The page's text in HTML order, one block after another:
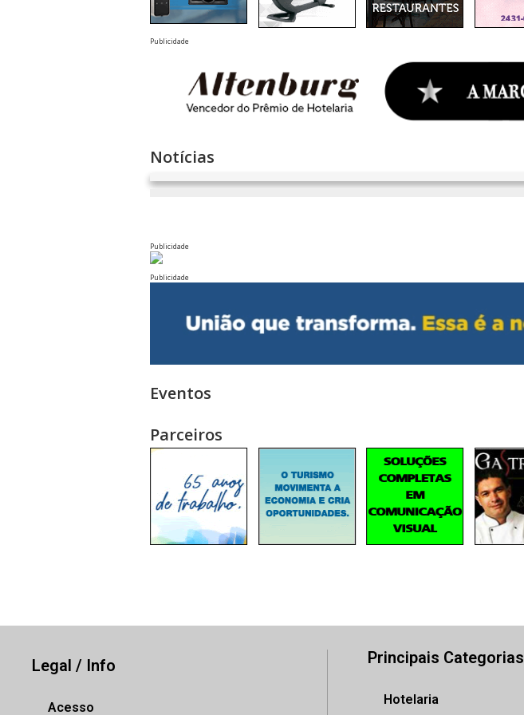
Publicidade
Notícias
Publicidade
Publicidade
Eventos
Parceiros
Legal / Info
Acesso
Principais Categorias
Hotelaria